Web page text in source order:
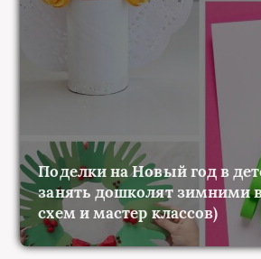
Поделки на Новый год в
занять дошколят зимними
схем и мастер классов)